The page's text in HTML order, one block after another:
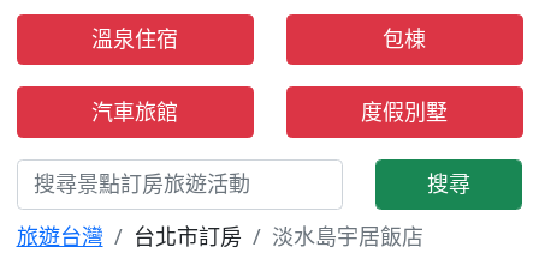
溫泉住宿 包棟
汽車旅館 度假別墅
搜尋
旅遊台灣
台北市訂房 淡水島宇居飯店